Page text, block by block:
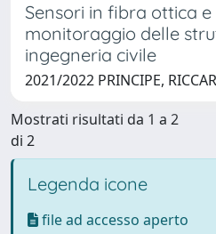
Sensori in fibra ottica
monitoraggio delle
ingegneria civile
2021/2022 PRINCIPE,
Mostrati risultati da 1 a 2
di 2
Legenda icone
file ad accesso aperto